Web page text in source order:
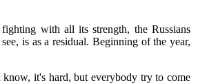
with all its strength, the Russians
is as a residual. Beginning of the year,
it's hard, but everybody try to come